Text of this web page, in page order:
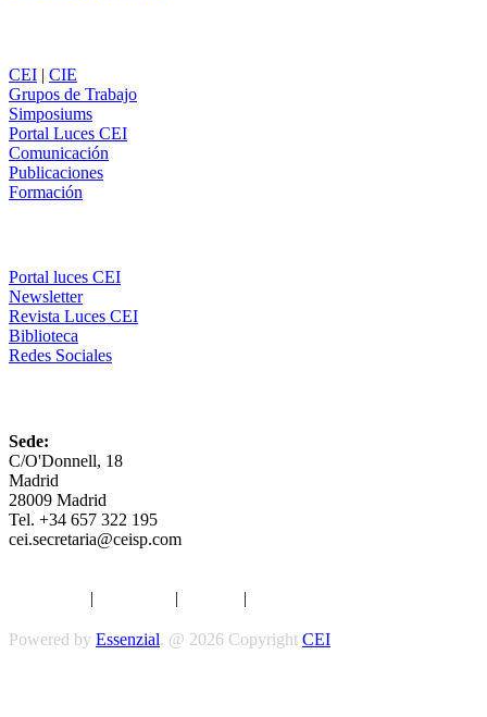
CEI | CIE
Grupos de Trabajo
Simposiums
Portal Luces CEI
Comunicación
Publicaciones
Formación
Portal luces CEI
Newsletter
Revista Luces CEI
Biblioteca
Redes Sociales
Sede:
C/O'Donnell, 18
Madrid
28009 Madrid
Tel. +34 657 322 195
cei.secretaria@ceisp.com
| | |
Powered by Essenzial. @ 2026 Copyright CEI